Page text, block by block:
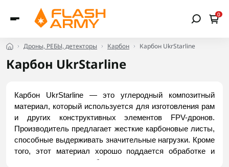
0
Дроны, РЕБЫ, детекторы Карбон Карбон UkrStarline
Карбон UkrStarline
Карбон UkrStarline — это углеродный композитный
материал, который используется для изготовления рам
и других конструктивных элементов FPV-дронов.
Производитель предлагает жесткие карбоновые листы,
способные выдерживать значительные нагрузки. Кроме
того, этот материал хорошо поддается обработке и
совместим с большинством современных